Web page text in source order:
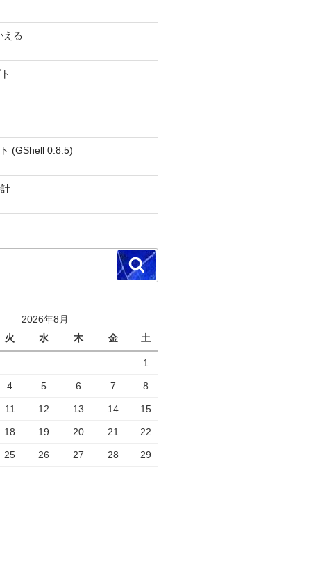
える
(GShell 0.8.5)
検
索
2026年8月
火 水 木 金 土
1
4 5 6 7 8
11 12 13 14 15
18 19 20 21 22
25 26 27 28 29